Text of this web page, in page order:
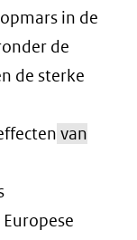
in de
de
de sterke
van